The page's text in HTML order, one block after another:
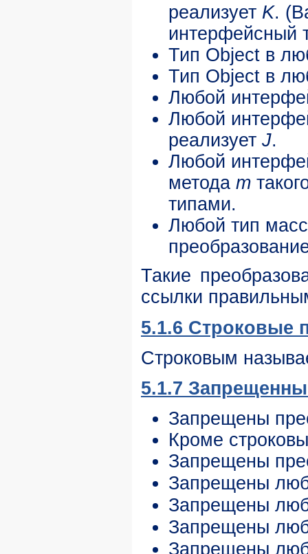
реализует K.
интерфейсный
Тип Object в
Тип Object в
Любой
Любой
реализует J.
Любой
метода m
типами.
Любой тип
Такие
ссылки
5.1.6 Строковые
Строковым
5.1.7
Запрещены
Кроме
Запрещены
Запрещены
Запрещены
Запрещены
Запрещены